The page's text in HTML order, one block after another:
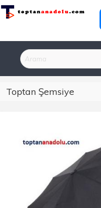
Toptan Şemsiye